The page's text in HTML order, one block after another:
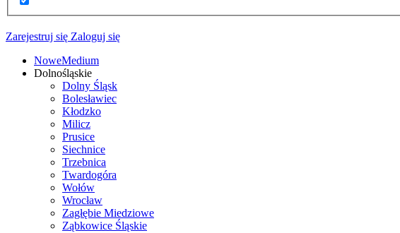
Zarejestruj się Zaloguj się
NoweMedium
Dolnośląskie
Dolny Śląsk
Bolesławiec
Kłodzko
Milicz
Prusice
Siechnice
Trzebnica
Twardogóra
Wołów
Wrocław
Zagłębie Miedziowe
Ząbkowice Śląskie